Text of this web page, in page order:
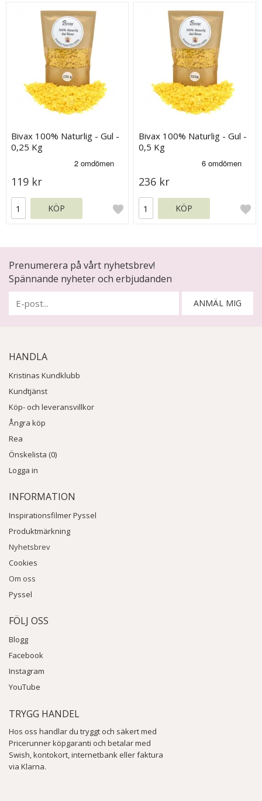
Bivax 100% Naturlig - Gul -
0,25 Kg
119 kr
KÖP
Bivax 100% Naturlig - Gul -
0,5 Kg
236 kr
KÖP
Prenumerera på vårt nyhetsbrev!
Spännande nyheter och erbjudanden
ANMÄL MIG
HANDLA
Kristinas Kundklubb
Kundtjänst
Köp- och leveransvillkor
Ångra köp
Rea
Önskelista (0)
Logga in
INFORMATION
Inspirationsfilmer Pyssel
Produktmärkning
Nyhetsbrev
Cookies
Om oss
Pyssel
FÖLJ OSS
Blogg
Facebook
Instagram
YouTube
TRYGG HANDEL
Hos oss handlar du tryggt och säkert med
Pricerunner köpgaranti och betalar med
Swish, kontokort, internetbank eller faktura
via Klarna.